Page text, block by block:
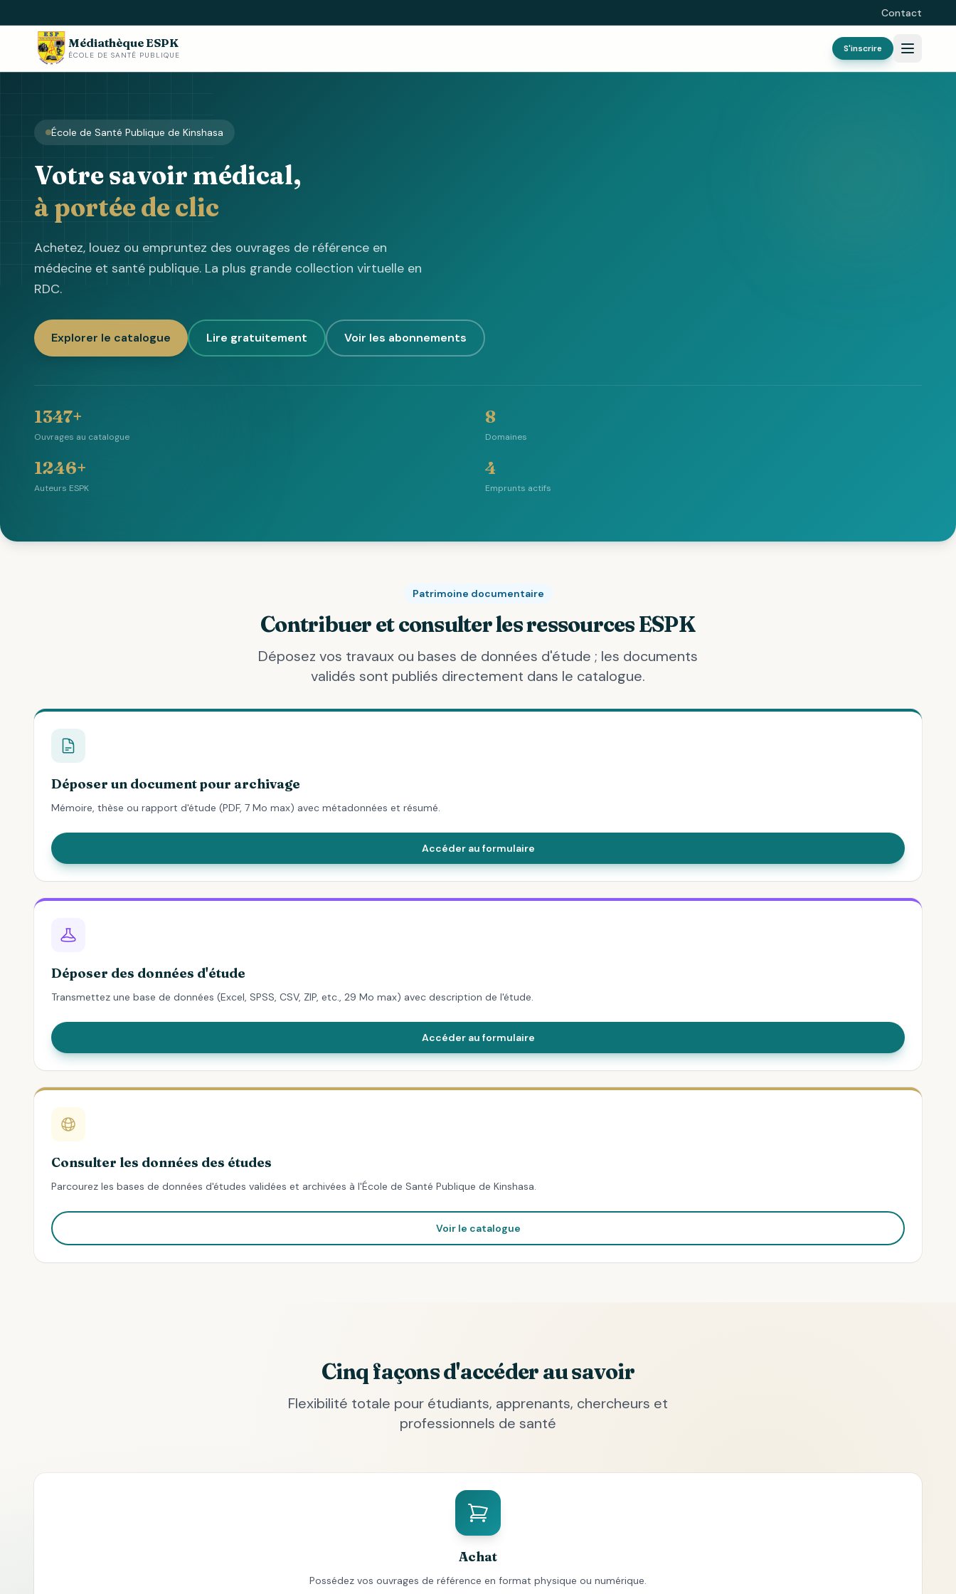
Contact
Médiathèque ESPK
ÉCOLE DE SANTÉ PUBLIQUE
S'inscrire
École de Santé Publique de Kinshasa
Votre savoir médical,
à portée de clic
Achetez, louez ou empruntez des ouvrages de référence en
médecine et santé publique. La plus grande collection virtuelle en
RDC.
Explorer le catalogue Lire gratuitement Voir les abonnements
1347+
Ouvrages au catalogue
8
Domaines
1246+
Auteurs ESPK
4
Emprunts actifs
Patrimoine documentaire
Contribuer et consulter les ressources ESPK
Déposez vos travaux ou bases de données d'étude ; les documents
validés sont publiés directement dans le catalogue.
Déposer un document pour archivage
Mémoire, thèse ou rapport d'étude (PDF, 7 Mo max) avec métadonnées et résumé.
Accéder au formulaire
Déposer des données d'étude
Transmettez une base de données (Excel, SPSS, CSV, ZIP, etc., 29 Mo max) avec description de l'étude.
Accéder au formulaire
Consulter les données des études
Parcourez les bases de données d'études validées et archivées à l'École de Santé Publique de Kinshasa.
Voir le catalogue
Cinq façons d'accéder au savoir
Flexibilité totale pour étudiants, apprenants, chercheurs et
professionnels de santé
Achat
Possédez vos ouvrages de référence en format physique ou numérique.